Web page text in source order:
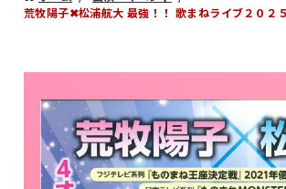
荒牧陽子✖松浦航大 最強！！ 歌まねライブ２０２５